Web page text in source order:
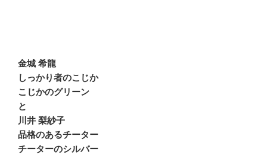
金城 希龍
しっかり者のこじか
こじかのグリーン
と
川井 梨紗子
品格のあるチーター
チーターのシルバー